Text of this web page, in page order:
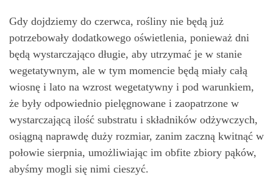
Gdy dojdziemy do czerwca, rośliny nie będą już
potrzebowały dodatkowego oświetlenia, ponieważ dni
będą wystarczająco długie, aby utrzymać je w stanie
wegetatywnym, ale w tym momencie będą miały całą
wiosnę i lato na wzrost wegetatywny i pod warunkiem,
że były odpowiednio pielęgnowane i zaopatrzone w
wystarczającą ilość substratu i składników odżywczych,
osiągną naprawdę duży rozmiar, zanim zaczną kwitnąć w
połowie sierpnia, umożliwiając im obfite zbiory pąków,
abyśmy mogli się nimi cieszyć.